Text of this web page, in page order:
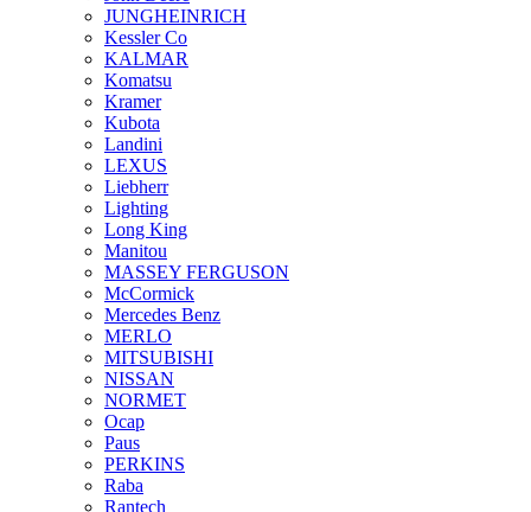
JUNGHEINRICH
Kessler Co
KALMAR
Komatsu
Kramer
Kubota
Landini
LEXUS
Liebherr
Lighting
Long King
Manitou
MASSEY FERGUSON
McCormick
Mercedes Benz
MERLO
MITSUBISHI
NISSAN
NORMET
Ocap
Paus
PERKINS
Raba
Rantech